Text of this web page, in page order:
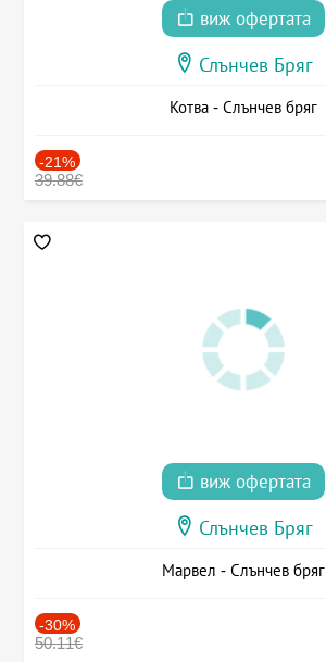
виж офертата
Слънчев Бряг
Котва - Слънчев бряг
-21%
39.88€
виж офертата
Слънчев Бряг
Марвел - Слънчев бряг
-30%
50.11€